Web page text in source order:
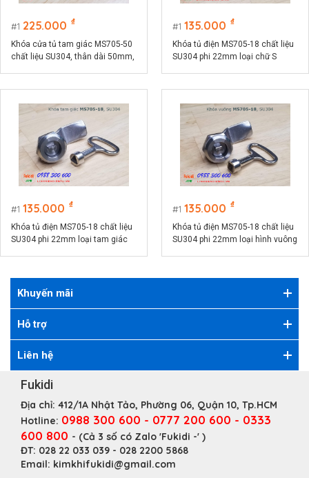
1 225.000 ₫
Khóa cửa tủ tam giác MS705-50
chất liệu SU304, thân dài 50mm,
1 135.000 ₫
Khóa tủ điện MS705-18 chất liệu
SU304 phi 22mm loại chữ S
1 135.000 ₫
Khóa tủ điện MS705-18 chất liệu
SU304 phi 22mm loại tam giác
1 135.000 ₫
Khóa tủ điện MS705-18 chất liệu
SU304 phi 22mm loại hình vuông
Khuyến mãi
Hỗ trợ
Liên hệ
Fukidi
Địa chỉ: 412/1A Nhật Tảo, Phường 06, Quận 10, Tp.HCM
Hotline: 0988 300 600 - 0777 200 600 - 0333
600 800 - (Cả 3 số có Zalo 'Fukidi -' )
ĐT: 028 22 033 039 - 028 2200 5868
Email: kimkhifukidi@gmail.com